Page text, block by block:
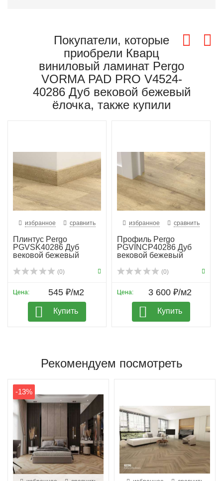
Покупатели, которые
приобрели Кварц
виниловый ламинат Pergo
VORMA PAD PRO V4524-
40286 Дуб вековой бежевый
ёлочка, также купили
избранное сравнить
Плинтус Pergo
PGVSK40286 Дуб
вековой бежевый
(0)
Цена: 545 ₽/м2
Купить
избранное сравнить
Профиль Pergo
PGVINCP40286 Дуб
вековой бежевый
(0)
Цена: 3 600 ₽/м2
Купить
Рекомендуем посмотреть
-13%